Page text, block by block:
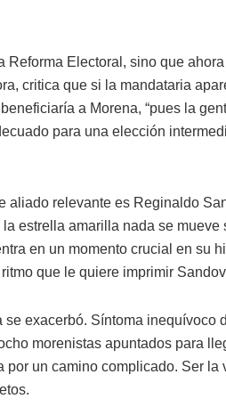
Reforma Electoral, sino que
critica que si la mandataria
a Morena, “pues la
para una elección
aliado relevante es Reginaldo
estrella amarilla nada se mueve
en un momento crucial en su
que le quiere imprimir
exacerbó. Síntoma inequívoco
morenistas apuntados para
por un camino complicado. Ser la